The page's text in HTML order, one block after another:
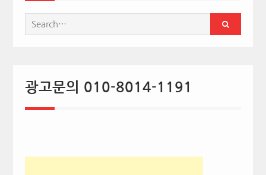
Search
for:
광고문의 010-8014-1191